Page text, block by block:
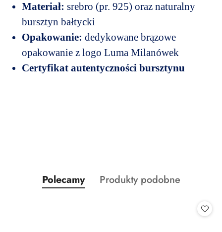
Materiał: srebro (pr. 925) oraz naturalny
bursztyn bałtycki
Opakowanie: dedykowane brązowe
opakowanie z logo Luma Milanówek
Certyfikat autentyczności bursztynu
Pomiń karuzelę produktów
Produkty
o
Polecamy
Produkty
Produkty podobne